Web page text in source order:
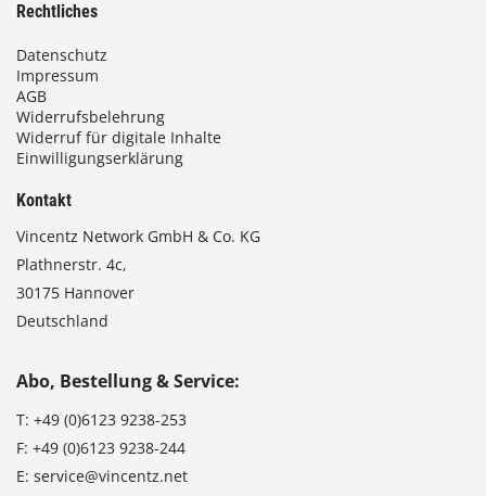
Rechtliches
Datenschutz
Impressum
AGB
Widerrufsbelehrung
Widerruf für digitale Inhalte
Einwilligungserklärung
Kontakt
Vincentz Network GmbH & Co. KG
Plathnerstr. 4c,
30175 Hannover
Deutschland
Abo, Bestellung & Service:
T: +49 (0)6123 9238-253
F: +49 (0)6123 9238-244
E: service@vincentz.net